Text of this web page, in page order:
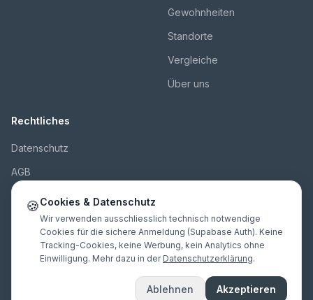
Gewohnheiten
Standorte
Vergleiche
Über uns
Rechtliches
Datenschutz
AGB
Impressum
Kontakt
© 2026 Innopulse Consulting GmbH. Alle Rechte vorbehalten.
Nach DSGVO/DSG gestaltet · EU-Hosting · Made in 🇨🇭
🍪Cookies & Datenschutz
Wir verwenden ausschliesslich technisch notwendige
Cookies für die sichere Anmeldung (Supabase Auth). Keine
Tracking-Cookies, keine Werbung, kein Analytics ohne
Einwilligung. Mehr dazu in der Datenschutzerklärung.
Ablehnen Akzeptieren